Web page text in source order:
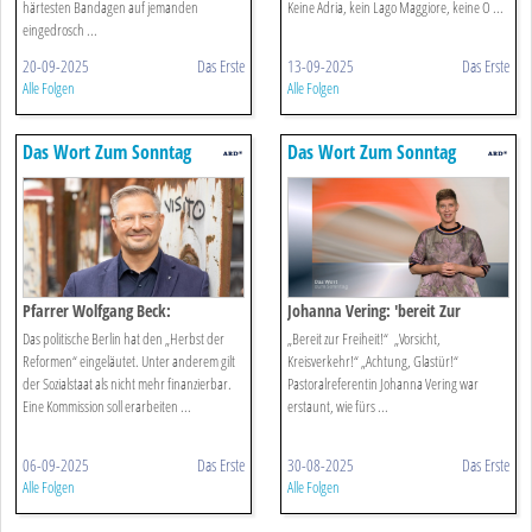
härtesten Bandagen auf jemanden
eingedrosch ...
20-09-2025 Das Erste
Alle Folgen
Keine Adria, kein Lago Maggiore, keine O ...
13-09-2025 Das Erste
Alle Folgen
Das Wort Zum Sonntag
Pfarrer Wolfgang Beck:
Errungenschaft Sozialstaat
Das politische Berlin hat den „Herbst der
Reformen“ eingeläutet. Unter anderem gilt
der Sozialstaat als nicht mehr finanzierbar.
Eine Kommission soll erarbeiten ...
06-09-2025 Das Erste
Alle Folgen
Das Wort Zum Sonntag
Johanna Vering: 'bereit Zur
Freiheit!'
„Bereit zur Freiheit!“ „Vorsicht,
Kreisverkehr!“ „Achtung, Glastür!“
Pastoralreferentin Johanna Vering war
erstaunt, wie fürs ...
30-08-2025 Das Erste
Alle Folgen